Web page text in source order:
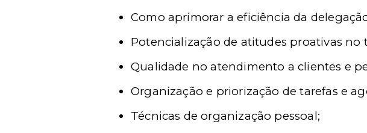
Como aprimorar a eficiência da
Potencialização de atitudes proativas no
Qualidade no atendimento a clientes e
Organização e priorização de tarefas e
Técnicas de organização pessoal;